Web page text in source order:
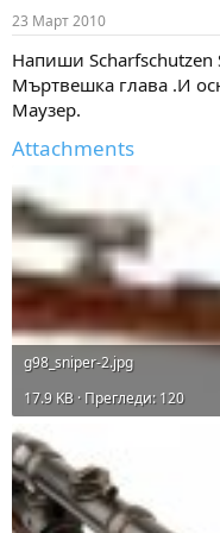
23 Март 2010
Напиши Scharfschutzen
Мъртвешка глава .И
Маузер.
Attachments
g98_sniper-2.jpg
17.9 KB · Прегледи: 120